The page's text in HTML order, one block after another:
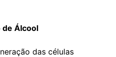
de Álcool
das células